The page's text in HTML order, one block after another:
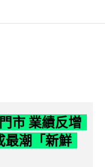
市 業績反增
最潮「新鮮